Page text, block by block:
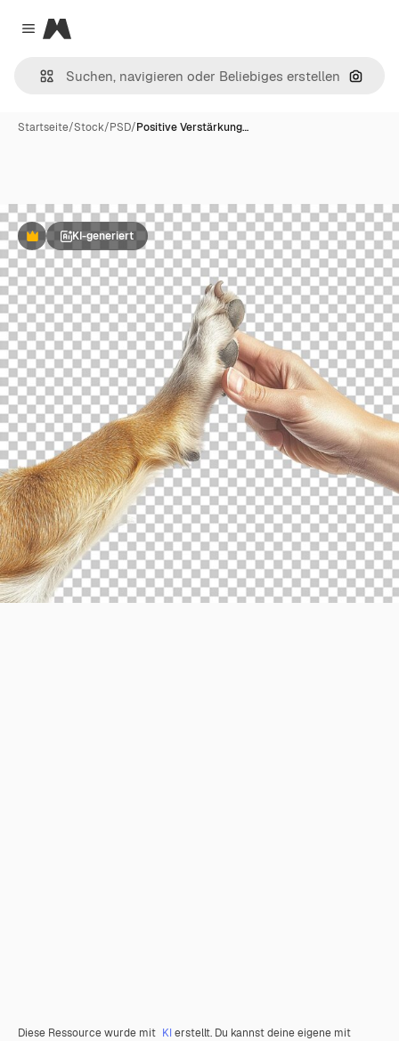
Close menu
Magnific
Nach
Startseite/Stock/PSD/Positive Verstärkung…
PremiumKI-generiert
Diese Ressource wurde mit KIerstellt. Du kannst deine eigene mit